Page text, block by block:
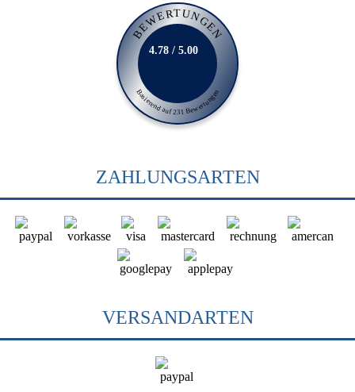
BEWERTUNGEN
Basierend auf 231 Bewertungen
4.78 / 5.00
ZAHLUNGSARTEN
VERSANDARTEN